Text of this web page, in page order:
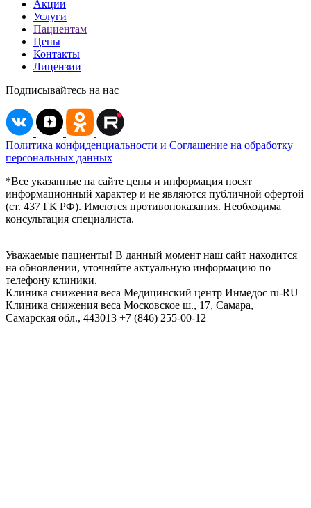
Акции
Услуги
Пациентам
Цены
Контакты
Лицензии
Подписывайтесь на нас
Политика конфиденциальности и Соглашение на обработку
персональных данных
*Все указанные на сайте цены и информация носят
информационный характер и не являются публичной офертой
(ст. 437 ГК РФ). Имеются противопоказания. Необходима
консультация специалиста.
Уважаемые пациенты! В данный момент наш сайт находится
на обновлении, уточняйте актуальную информацию по
телефону клиники.
Клиника снижения веса Медицинский центр Инмедос ru-RU
Клиника снижения веса Московское ш., 17, Самара,
Самарская обл., 443013 +7 (846) 255-00-12